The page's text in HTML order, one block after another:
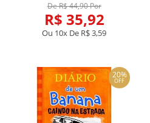
De R$ 44,90 Por
R$ 35,92
Ou 10x De R$ 3,59
20%
OFF